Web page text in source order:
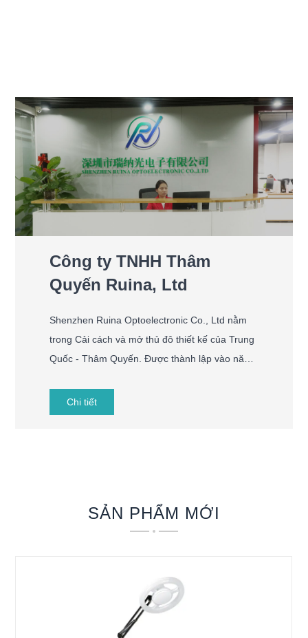
Công ty TNHH Thâm
Quyến Ruina, Ltd
Shenzhen Ruina Optoelectronic Co., Ltd nằm
trong Cải cách và mở thủ đô thiết kế của Trung
Quốc - Thâm Quyến. Được thành lập vào năm
chuyên nghiệp. Chúng tôi có RNINA Holding
Group, công ty cam kết dẫn đèn móng tay và
Chi tiết
SẢN PHẨM MỚI